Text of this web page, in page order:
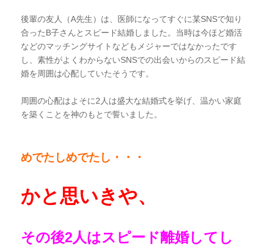
後輩の友人（A先生）は、医師になってすぐに某SNSで知り
合ったB子さんとスピード結婚しました。当時は今ほど婚活
などのマッチングサイトなどもメジャーではなかったです
し、素性がよくわからないSNSでの出会いからのスピード結
婚を周囲は心配していたそうです。
周囲の心配はよそに2 人は盛大な結婚式を挙げ、温かい家庭
を築くことを神のもとで誓いました。
めでたしめでたし・・・
かと思いきや、
その後2人はスピード離婚してし